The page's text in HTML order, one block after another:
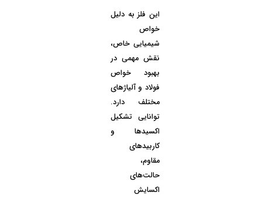
این فلز به دلیل
خواص
شیمیایی خاص،
نقش مهمی در
بهبود خواص
فولاد و آلیاژهای
مختلف دارد.
توانایی تشکیل
اکسیدها و
کاربیدهای
مقاوم،
حالت‌های
اکسایش